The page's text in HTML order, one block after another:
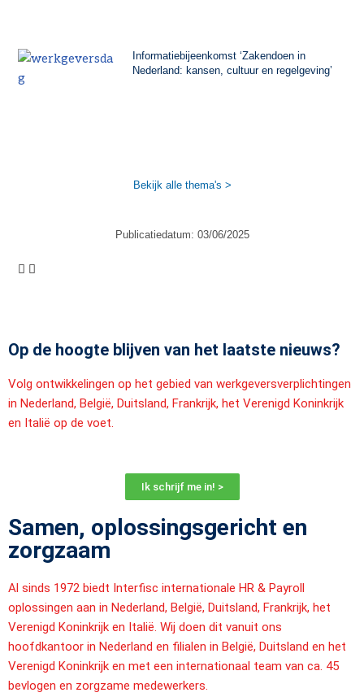
Informatiebijeenkomst ‘Zakendoen in
Nederland: kansen, cultuur en regelgeving’
Bekijk alle thema's >
Publicatiedatum: 03/06/2025
Op de hoogte blijven van het laatste nieuws?
Volg ontwikkelingen op het gebied van werkgeversverplichtingen
in Nederland, België, Duitsland, Frankrijk, het Verenigd Koninkrijk
en Italië op de voet.
Ik schrijf me in! >
Samen, oplossingsgericht en
zorgzaam
Al sinds 1972 biedt Interfisc internationale HR & Payroll
oplossingen aan in Nederland, België, Duitsland, Frankrijk, het
Verenigd Koninkrijk en Italië. Wij doen dit vanuit ons
hoofdkantoor in Nederland en filialen in België, Duitsland en het
Verenigd Koninkrijk en met een internationaal team van ca. 45
bevlogen en zorgzame medewerkers.